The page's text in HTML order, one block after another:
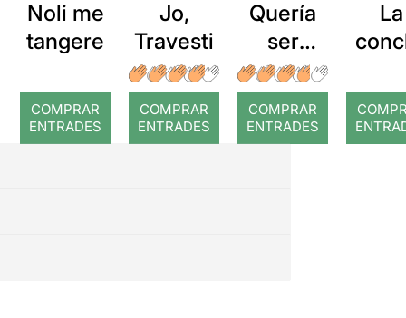
Noli me
tangere
COMPRAR
ENTRADES
Jo,
Travesti
COMPRAR
ENTRADES
Quería
ser
maricón
pero
nací
sudaca
COMPRAR
ENTRADES
La